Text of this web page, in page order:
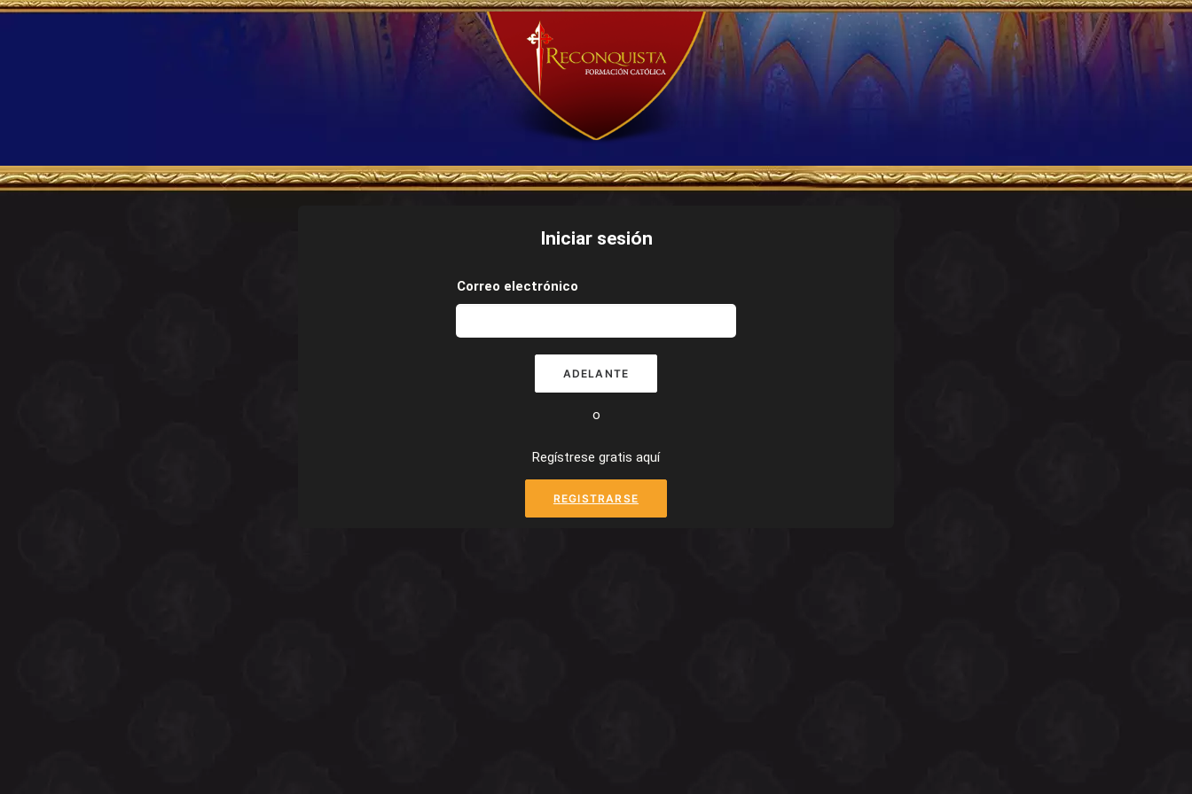
Iniciar sesión
Correo electrónico
ADELANTE
o
Regístrese gratis aquí
REGISTRARSE